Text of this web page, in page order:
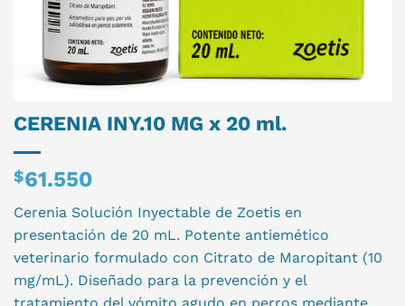
CERENIA INY.10 MG x 20 ml.
$61.550
Cerenia Solución Inyectable de Zoetis en
presentación de 20 mL. Potente antiemético
veterinario formulado con Citrato de Maropitant (10
mg/mL). Diseñado para la prevención y el